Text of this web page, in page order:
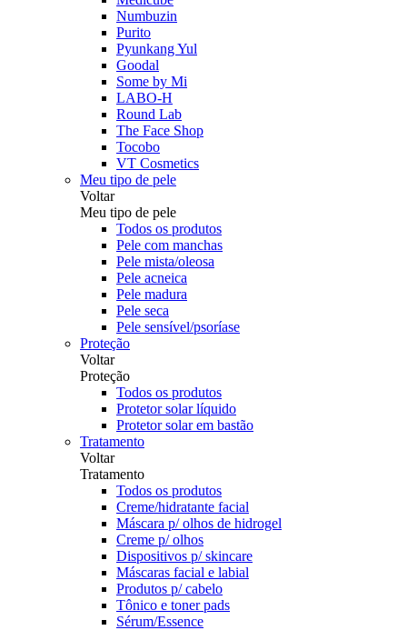
Numbuzin
Purito
Pyunkang Yul
Goodal
Some by Mi
LABO-H
Round Lab
The Face Shop
Tocobo
VT Cosmetics
Meu tipo de pele
Voltar
Meu tipo de pele
Todos os produtos
Pele com manchas
Pele mista/oleosa
Pele acneica
Pele madura
Pele seca
Pele sensível/psoríase
Proteção
Voltar
Proteção
Todos os produtos
Protetor solar líquido
Protetor solar em bastão
Tratamento
Voltar
Tratamento
Todos os produtos
Creme/hidratante facial
Máscara p/ olhos de hidrogel
Creme p/ olhos
Dispositivos p/ skincare
Máscaras facial e labial
Produtos p/ cabelo
Tônico e toner pads
Sérum/Essence